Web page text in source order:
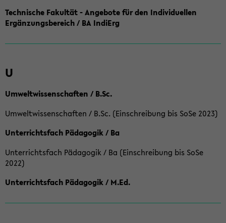
Technische Fakultät - Angebote für den Individuellen
Ergänzungsbereich / BA IndiErg
U
Umweltwissenschaften / B.Sc.
Umweltwissenschaften / B.Sc. (Einschreibung bis SoSe 2023)
Unterrichtsfach Pädagogik / Ba
Unterrichtsfach Pädagogik / Ba (Einschreibung bis SoSe
2022)
Unterrichtsfach Pädagogik / M.Ed.